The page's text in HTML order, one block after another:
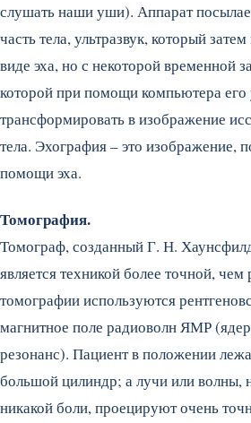
слушать наши уши). Аппарат
часть тела, ультразвук, который
виде эха, но с некоторой временной
которой при помощи компьютера его
трансформировать в изображение
тела. Эхография – это изображение,
помощи эха.
Томография.
Томограф, созданный Г. Н.
является техникой более точной,
томографии используются
магнитное поле радиоволн ЯМР
резонанс). Пациент в положении
большой цилиндр; а лучи или волны,
никакой боли, проецируют очень